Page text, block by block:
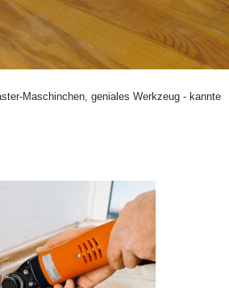
Maschinchen, geniales Werkzeug - kannte